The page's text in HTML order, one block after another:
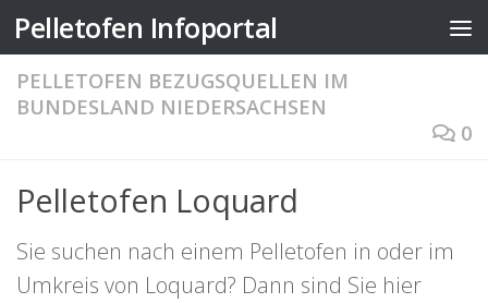
Zum Inhalt springen
Pelletofen Infoportal
PELLETOFEN BEZUGSQUELLEN IM
BUNDESLAND NIEDERSACHSEN
0
Pelletofen Loquard
Sie suchen nach einem Pelletofen in oder im
Umkreis von Loquard? Dann sind Sie hier